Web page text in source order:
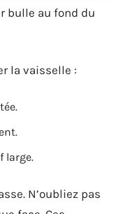
bulle au fond du
la vaisselle :
large.
N’oubliez pas